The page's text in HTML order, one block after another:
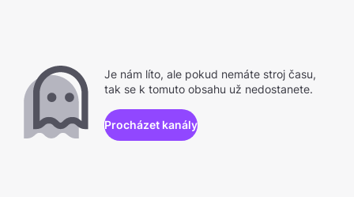
Je nám líto, ale pokud nemáte stroj času,
tak se k tomuto obsahu už nedostanete.
Procházet kanály